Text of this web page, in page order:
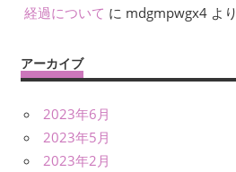
経過について に mdgmpwgx4 より
アーカイブ
2023年6月
2023年5月
2023年2月